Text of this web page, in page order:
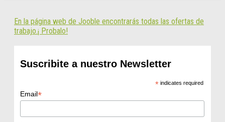
En la página web de Jooble encontrarás todas las ofertas de
trabajo.¡ Probalo!
Suscribite a nuestro Newsletter
*indicates required
Email*